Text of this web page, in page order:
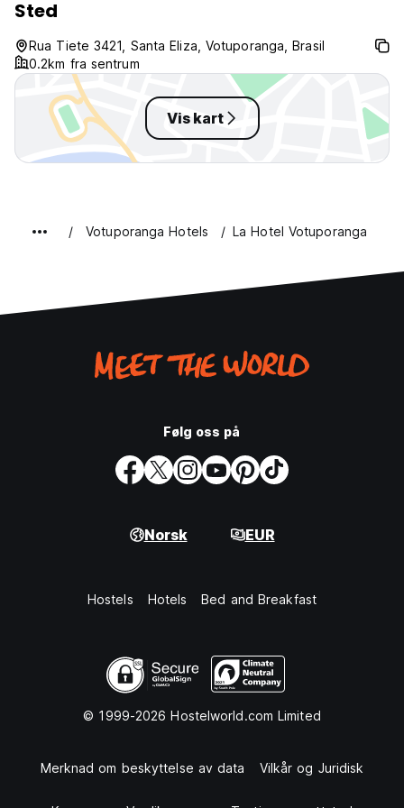
Sted
Rua Tiete 3421, Santa Eliza, Votuporanga, Brasil
0.2km fra sentrum
Vis kart
Votuporanga Hotels La Hotel Votuporanga
Følg oss på
Norsk EUR
Hostels Hotels Bed and Breakfast
© 1999-2026 Hostelworld.com Limited
Merknad om beskyttelse av data Vilkår og Juridisk